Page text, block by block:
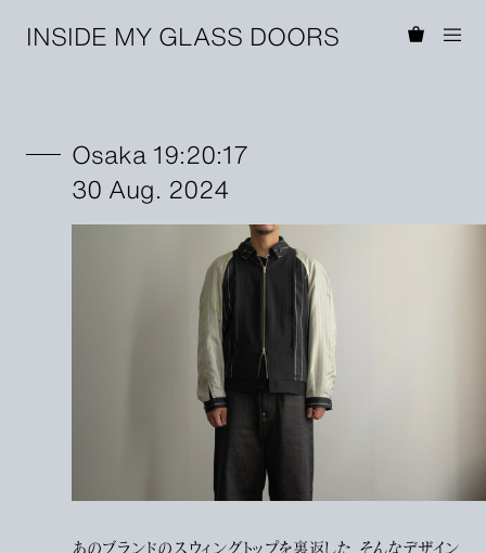
INSIDE MY GLASS DOORS
Osaka 19:20:17
30 Aug. 2024
あのブランドのスウィングトップを裏返した、そんなデザイン